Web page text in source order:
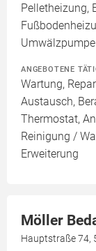
Pelletheizung,
Umwälzpumpe
ANGEBOTENE
Wartung,
Austausch,
Thermostat,
Reinigung /
Erweiterung
Möller
Hauptstraße 74,